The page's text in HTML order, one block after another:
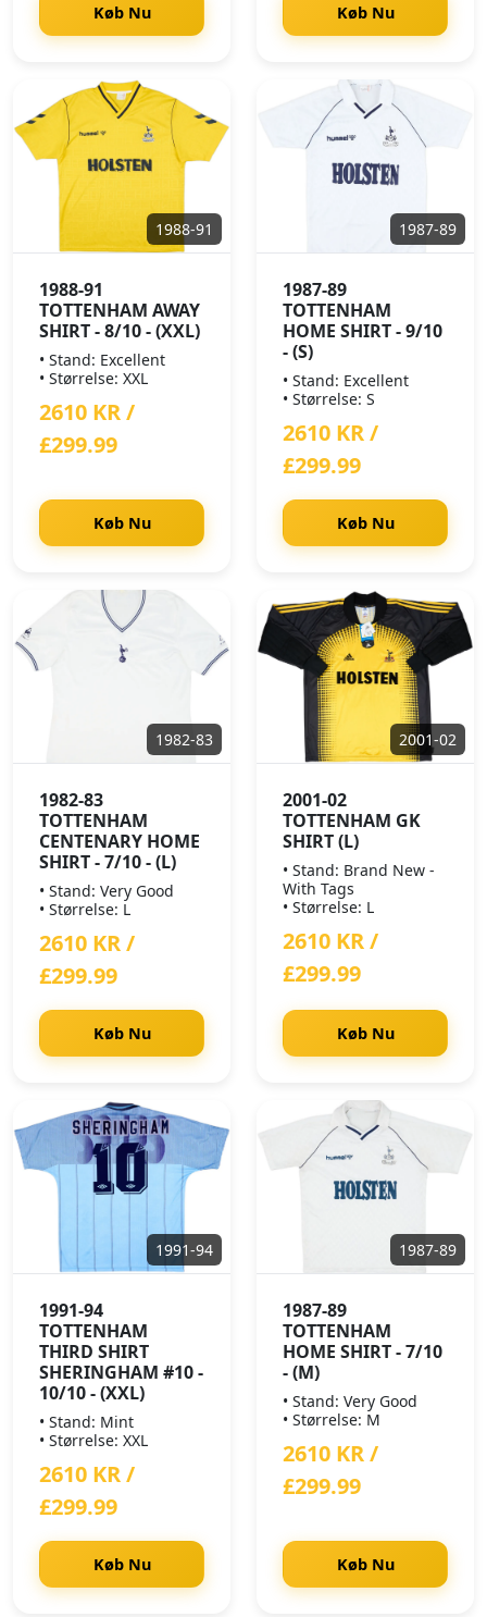
Køb Nu Køb Nu
1988-91
1988-91
TOTTENHAM AWAY
SHIRT - 8/10 - (XXL)
• Stand: Excellent
• Størrelse: XXL
2610 KR /
£299.99
Køb Nu
1987-89
1987-89
TOTTENHAM
HOME SHIRT - 9/10
- (S)
• Stand: Excellent
• Størrelse: S
2610 KR /
£299.99
Køb Nu
1982-83
1982-83
TOTTENHAM
CENTENARY HOME
SHIRT - 7/10 - (L)
• Stand: Very Good
• Størrelse: L
2610 KR /
£299.99
Køb Nu
2001-02
2001-02
TOTTENHAM GK
SHIRT (L)
• Stand: Brand New -
With Tags
• Størrelse: L
2610 KR /
£299.99
Køb Nu
1991-94
1991-94
TOTTENHAM
THIRD SHIRT
SHERINGHAM #10 -
10/10 - (XXL)
• Stand: Mint
• Størrelse: XXL
2610 KR /
£299.99
Køb Nu
1987-89
1987-89
TOTTENHAM
HOME SHIRT - 7/10
- (M)
• Stand: Very Good
• Størrelse: M
2610 KR /
£299.99
Køb Nu